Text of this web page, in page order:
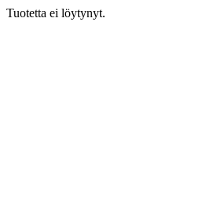
Tuotetta ei löytynyt.